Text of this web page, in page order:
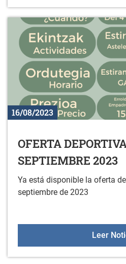
16/08/2023
OFERTA
SEPTIEMBRE 2023
Ya está disponible la oferta
septiembre de 2023
Leer